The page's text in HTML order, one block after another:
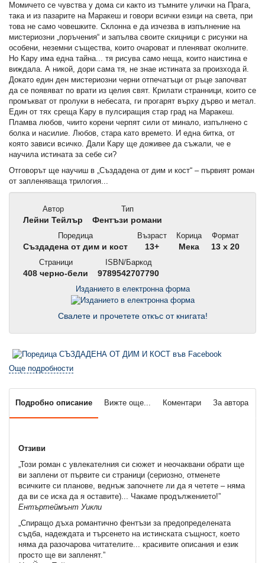
Момичето се чувства у дома си както из тъмните улички на Прага,
така и из пазарите на Маракеш и говори всички езици на света, при
това не само човешките. Склонна е да изчезва в изпълнение на
мистериозни „поръчения“ и запълва своите скицници с рисунки на
особени, неземни същества, които очароват и пленяват околните.
Но Кару има една тайна... тя рисува само неща, които наистина е
виждала. А никой, дори сама тя, не знае истината за произхода й.
Докато един ден мистериозни черни отпечатъци от ръце започват
да се появяват по врати из целия свят. Крилати странници, които се
промъкват от пролуки в небесата, ги прогарят върху дърво и метал.
Един от тях среща Кару в пулсиращия стар град на Маракеш.
Пламва любов, чиито корени черпят сили от минало, изпълнено с
болка и насилие. Любов, стара като времето. И една битка, от
която зависи всичко. Дали Кару ще доживее да съжали, че е
научила истината за себе си?
Отговорът ще научиш в „Създадена от дим и кост“ – първият роман
от запленяваща трилогия...
Автор
Лейни Тейлър
Тип
Фентъзи романи
Поредица
Създадена от дим и кост
Възраст
13+
Корица
Мека
Формат
13 x 20
Страници
408 черно-бели
ISBN/Баркод
9789542707790
Изданието в електронна форма
Свалете и прочетете откъс от книгата!
Още подробности
Подробно описание Вижте още... Коментари За автора
Отзиви
„Този роман с увлекателния си сюжет и неочаквани обрати ще
ви заплени от първите си страници (сериозно, отменете
всичките си планове, веднъж започнете ли да я четете – няма
да ви се иска да я оставите)... Чакаме продължението!”
Ентъртеймънт Уикли
„Спиращо дъха романтично фентъзи за предопределената
съдба, надеждата и търсенето на истинската същност, което
няма да разочарова читателите... красивите описания и език
просто ще ви запленят.”